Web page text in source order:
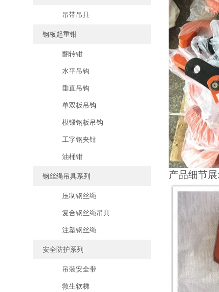
吊带吊具
钢板起重钳
翻转钳
水平吊钩
垂直吊钩
单双板吊钩
模锻钢板吊钩
工字钢夹钳
油桶钳
钢丝绳吊具系列
压制钢丝绳
复合钢丝绳吊具
注塑钢丝绳
安全防护系列
吊装安全带
救生软梯
产品细节